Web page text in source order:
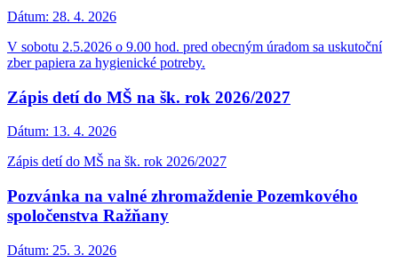
Dátum: 28. 4. 2026
V sobotu 2.5.2026 o 9.00 hod. pred obecným úradom sa uskutoční
zber papiera za hygienické potreby.
Zápis detí do MŠ na šk. rok 2026/2027
Dátum: 13. 4. 2026
Zápis detí do MŠ na šk. rok 2026/2027
Pozvánka na valné zhromaždenie Pozemkového
spoločenstva Ražňany
Dátum: 25. 3. 2026